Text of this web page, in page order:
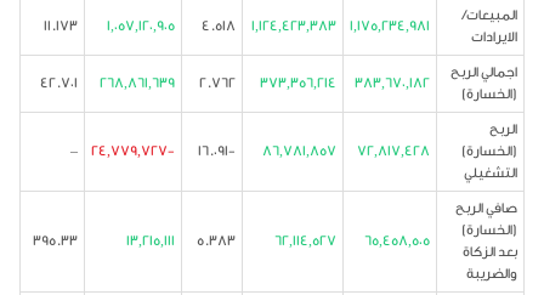
المبيعات/
الايرادات
1,175,234,981
1,124,423,383
4.518
1,057,120,905
11.173
اجمالي الربح
(الخسارة)
383,670,182
373,356,214
2.762
268,861,639
42.701
الربح
(الخسارة)
التشغيلي
72,817,428
86,781,857
-16.091
-24,779,727
–
صافي الربح
(الخسارة)
بعد الزكاة
والضريبة
65,458,505
62,114,527
5.383
13,215,111
395.33